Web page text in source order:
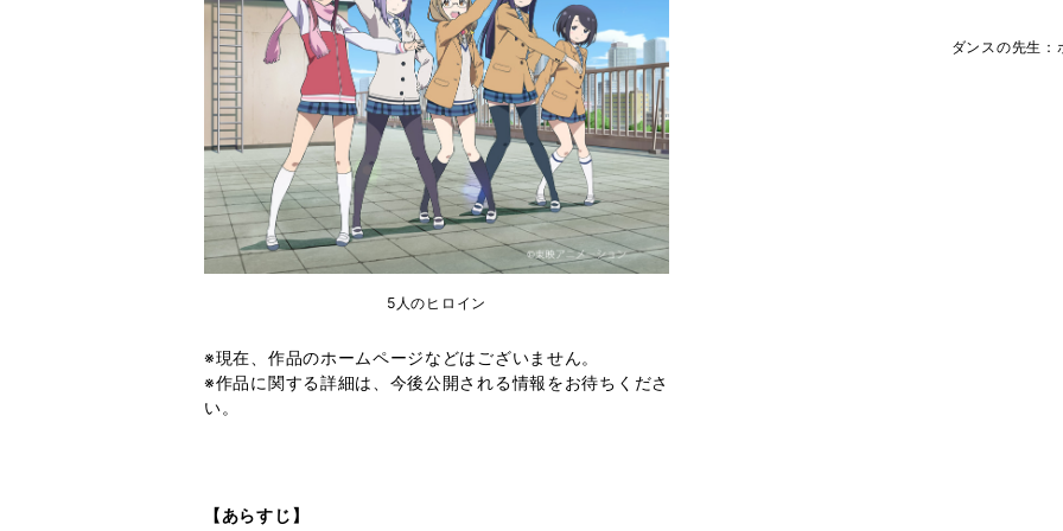
5人のヒロイン
※現在、作品のホームページなどはございません。
※作品に関する詳細は、今後公開される情報をお待ちくださ
い。
ダンスの先生：
【あらすじ】